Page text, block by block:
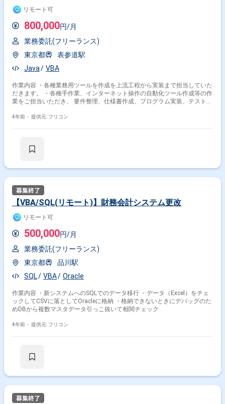
リモート可
800,000円/月
業務委託(フリーランス)
東京都
表参道駅
Java
VBA
作業内容 ・各種業務用ツールを作成を上流工程から実装まで担当していた
だきます。 ・各種手作業、インターネット操作の自動化ツール作成等の作
業をご担当いただき、 要件整理、仕様書作成、プログラム実装、テストの
4年前・ 提供元: フリコン
【VBA/SQL(リモート)】財務会計システム更改
リモート可
500,000円/月
業務委託(フリーランス)
東京都
品川駅
SQL
VBA Oracle
作業内容 ・新システムへのSQLでのデータ移行 ・データ（Excel）をチェ
ックしてCSVに落としてOracleに格納 ・格納できないときにデバッグのた
めDBから複数マスタデータ引っこ抜いて相関チェック
4年前・ 提供元: フリコン